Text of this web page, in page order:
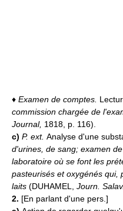
♦ Examen de comptes.
commission chargée de
Journal, 1818, p. 116).
c) P. ext. Analyse d'une
d'urines, de sang; examen
laboratoire où se font les
pasteurisés et oxygénés qui,
laits (DUHAMEL, Journ.
2. [En parlant d'une pers.]